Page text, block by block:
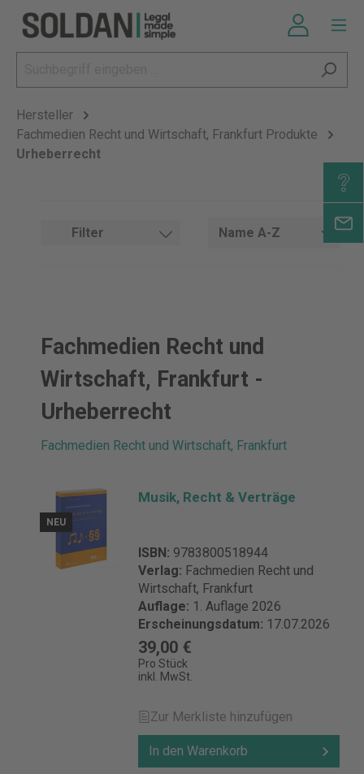
Hersteller
Fachmedien Recht und Wirtschaft, Frankfurt Produkte
Urheberrecht
Filter
Fachmedien Recht und
Wirtschaft, Frankfurt -
Urheberrecht
Fachmedien Recht und Wirtschaft, Frankfurt
NEU
Musik, Recht & Verträge
ISBN: 9783800518944
Verlag: Fachmedien Recht und
Wirtschaft, Frankfurt
Auflage: 1. Auflage 2026
Erscheinungsdatum: 17.07.2026
39,00 €
Pro Stück
inkl. MwSt.
Zur Merkliste hinzufügen
In den Warenkorb